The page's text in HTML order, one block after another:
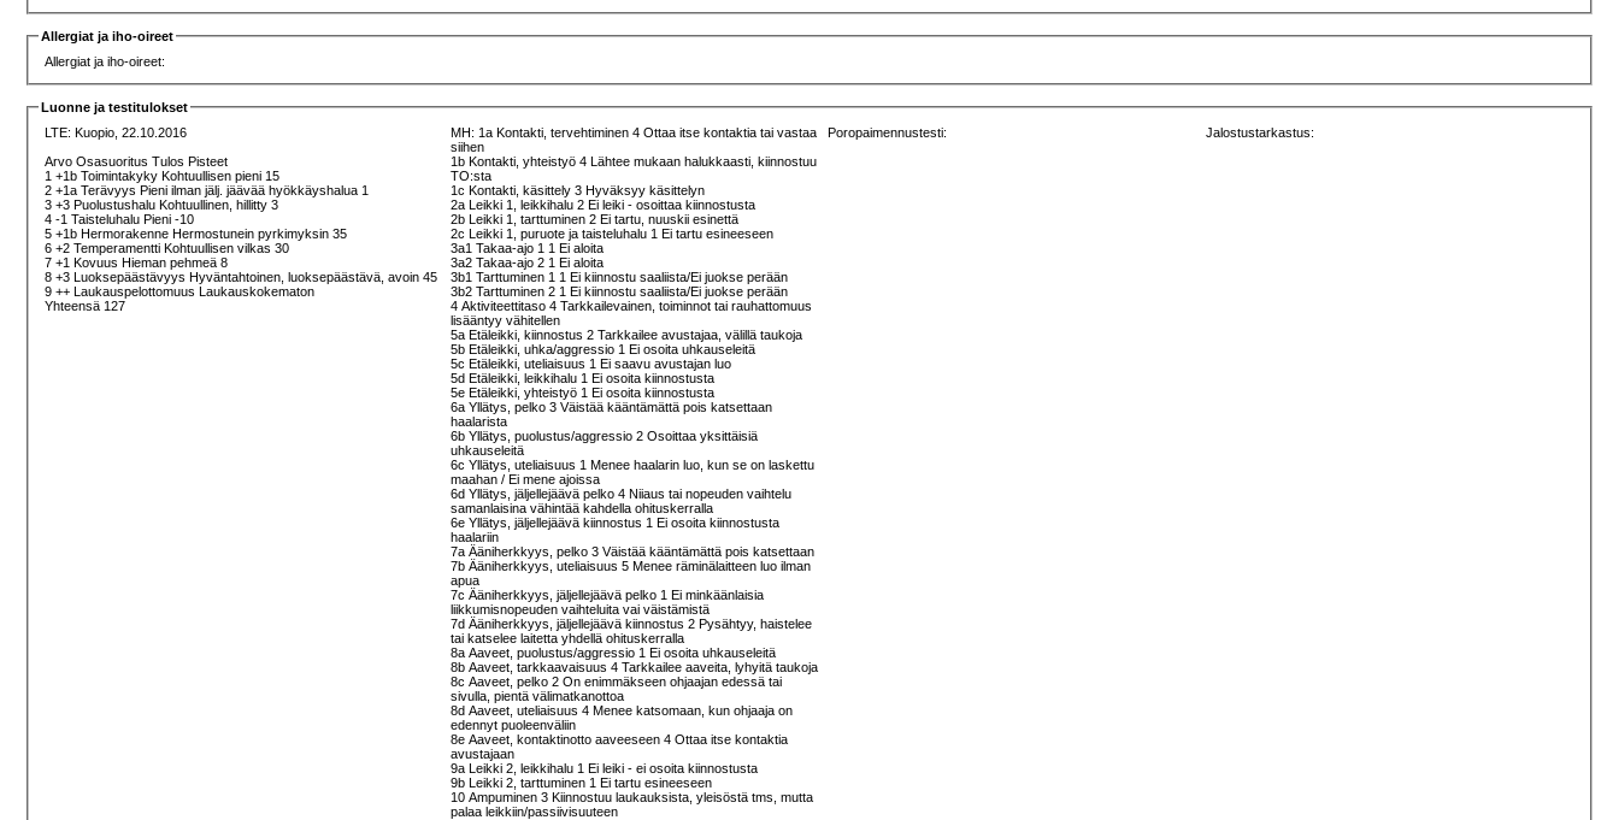
Allergiat ja iho-oireet
Allergiat ja iho-oireet:
Luonne ja testitulokset
LTE:Kuopio, 22.10.2016
Arvo Osasuoritus Tulos Pisteet
1 +1b Toimintakyky Kohtuullisen pieni 15
2 +1a Terävyys Pieni ilman jälj. jäävää hyökkäyshalua 1
3 +3 Puolustushalu Kohtuullinen, hillitty 3
4 -1 Taisteluhalu Pieni -10
5 +1b Hermorakenne Hermostunein pyrkimyksin 35
6 +2 Temperamentti Kohtuullisen vilkas 30
7 +1 Kovuus Hieman pehmeä 8
8 +3 Luoksepäästävyys Hyväntahtoinen, luoksepäästävä, avoin 45
9 ++ Laukauspelottomuus Laukauskokematon
Yhteensä 127
MH: 1a Kontakti, tervehtiminen 4 Ottaa itse kontaktia tai vastaa
siihen
1b Kontakti, yhteistyö 4 Lähtee mukaan halukkaasti, kiinnostuu
TO:sta
1c Kontakti, käsittely 3 Hyväksyy käsittelyn
2a Leikki 1, leikkihalu 2 Ei leiki - osoittaa kiinnostusta
2b Leikki 1, tarttuminen 2 Ei tartu, nuuskii esinettä
2c Leikki 1, puruote ja taisteluhalu 1 Ei tartu esineeseen
3a1 Takaa-ajo 1 1 Ei aloita
3a2 Takaa-ajo 2 1 Ei aloita
3b1 Tarttuminen 1 1 Ei kiinnostu saaliista/Ei juokse perään
3b2 Tarttuminen 2 1 Ei kiinnostu saaliista/Ei juokse perään
4 Aktiviteettitaso 4 Tarkkailevainen, toiminnot tai rauhattomuus
lisääntyy vähitellen
5a Etäleikki, kiinnostus 2 Tarkkailee avustajaa, välillä taukoja
5b Etäleikki, uhka/aggressio 1 Ei osoita uhkauseleitä
5c Etäleikki, uteliaisuus 1 Ei saavu avustajan luo
5d Etäleikki, leikkihalu 1 Ei osoita kiinnostusta
5e Etäleikki, yhteistyö 1 Ei osoita kiinnostusta
6a Yllätys, pelko 3 Väistää kääntämättä pois katsettaan
haalarista
6b Yllätys, puolustus/aggressio 2 Osoittaa yksittäisiä
uhkauseleitä
6c Yllätys, uteliaisuus 1 Menee haalarin luo, kun se on laskettu
maahan / Ei mene ajoissa
6d Yllätys, jäljellejäävä pelko 4 Niiaus tai nopeuden vaihtelu
samanlaisina vähintää kahdella ohituskerralla
6e Yllätys, jäljellejäävä kiinnostus 1 Ei osoita kiinnostusta
haalariin
7a Ääniherkkyys, pelko 3 Väistää kääntämättä pois katsettaan
7b Ääniherkkyys, uteliaisuus 5 Menee räminälaitteen luo ilman
apua
7c Ääniherkkyys, jäljellejäävä pelko 1 Ei minkäänlaisia
liikkumisnopeuden vaihteluita vai väistämistä
7d Ääniherkkyys, jäljellejäävä kiinnostus 2 Pysähtyy, haistelee
tai katselee laitetta yhdellä ohituskerralla
8a Aaveet, puolustus/aggressio 1 Ei osoita uhkauseleitä
8b Aaveet, tarkkaavaisuus 4 Tarkkailee aaveita, lyhyitä taukoja
8c Aaveet, pelko 2 On enimmäkseen ohjaajan edessä tai
sivulla, pientä välimatkanottoa
8d Aaveet, uteliaisuus 4 Menee katsomaan, kun ohjaaja on
edennyt puoleenväliin
8e Aaveet, kontaktinotto aaveeseen 4 Ottaa itse kontaktia
avustajaan
9a Leikki 2, leikkihalu 1 Ei leiki - ei osoita kiinnostusta
9b Leikki 2, tarttuminen 1 Ei tartu esineeseen
10 Ampuminen 3 Kiinnostuu laukauksista, yleisöstä tms, mutta
palaa leikkiin/passiivisuuteen
Poropaimennustesti: Jalostustarkastus: